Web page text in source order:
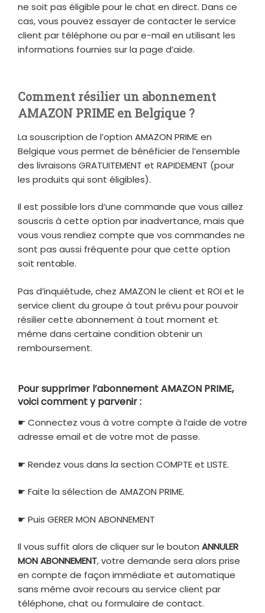
ne soit pas éligible pour le chat en direct. Dans ce
cas, vous pouvez essayer de contacter le service
client par téléphone ou par e-mail en utilisant les
informations fournies sur la page d’aide.
Comment résilier un abonnement
AMAZON PRIME en Belgique ?
La souscription de l’option AMAZON PRIME en
Belgique vous permet de bénéficier de l’ensemble
des livraisons GRATUITEMENT et RAPIDEMENT (pour
les produits qui sont éligibles).
Il est possible lors d’une commande que vous aillez
souscris à cette option par inadvertance, mais que
vous vous rendiez compte que vos commandes ne
sont pas aussi fréquente pour que cette option
soit rentable.
Pas d’inquiétude, chez AMAZON le client et ROI et le
service client du groupe à tout prévu pour pouvoir
résilier cette abonnement à tout moment et
même dans certaine condition obtenir un
remboursement.
Pour supprimer l’abonnement AMAZON PRIME,
voici comment y parvenir :
☛ Connectez vous à votre compte à l’aide de votre
adresse email et de votre mot de passe.
☛ Rendez vous dans la section COMPTE et LISTE.
☛ Faite la sélection de AMAZON PRIME.
☛ Puis GERER MON ABONNEMENT
Il vous suffit alors de cliquer sur le bouton ANNULER
MON ABONNEMENT, votre demande sera alors prise
en compte de façon immédiate et automatique
sans même avoir recours au service client par
téléphone, chat ou formulaire de contact.